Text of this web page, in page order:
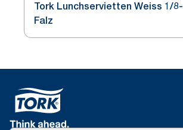
Tork Lunchservietten Weiss 1/8-
Falz